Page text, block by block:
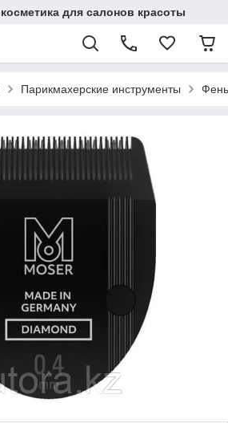
для салонов красоты
Парикмахерские инструменты